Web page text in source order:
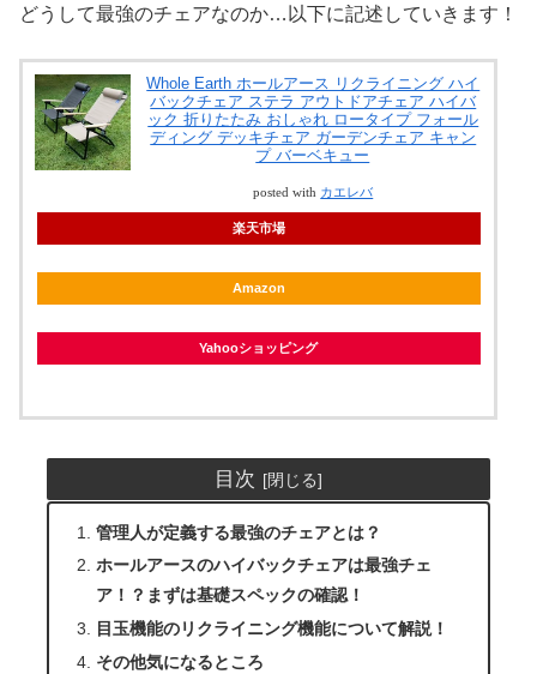
どうして最強のチェアなのか…以下に記述していきます！
Whole Earth ホールアース リクライニング ハイ
バックチェア ステラ アウトドアチェア ハイバ
ック 折りたたみ おしゃれ ロータイプ フォール
ディング デッキチェア ガーデンチェア キャン
プ バーベキュー
posted with カエレバ
楽天市場
Amazon
Yahooショッピング
目次
管理人が定義する最強のチェアとは？
ホールアースのハイバックチェアは最強チェ
ア！？まずは基礎スペックの確認！
目玉機能のリクライニング機能について解説！
その他気になるところ